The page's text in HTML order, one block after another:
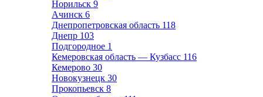
Норильск 9
Ачинск 6
Днепропетровская область 118
Днепр 103
Подгородное 1
Кемеровская область — Кузбасс 116
Кемерово 30
Новокузнецк 30
Прокопьевск 8